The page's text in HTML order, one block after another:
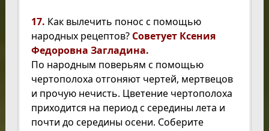
17. Как вылечить понос с помощью
народных рецептов? Советует Ксения
Федоровна Загладина.
По народным поверьям с помощью
чертополоха отгоняют чертей, мертвецов
и прочую нечисть. Цветение чертополоха
приходится на период с середины лета и
почти до середины осени. Соберите